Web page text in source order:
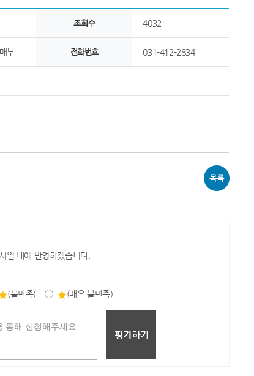
조회수 4032
부 전화번호 031-412-2834
목록
일 내에 반영하겠습니다.
(불만족) (매우 불만족)